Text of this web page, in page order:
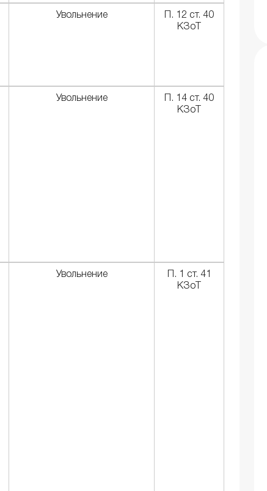
Увольнение
П. 12 ст. 40
КЗоТ
Увольнение
П. 14 ст. 40
КЗоТ
Увольнение
П. 1 ст. 41
КЗоТ